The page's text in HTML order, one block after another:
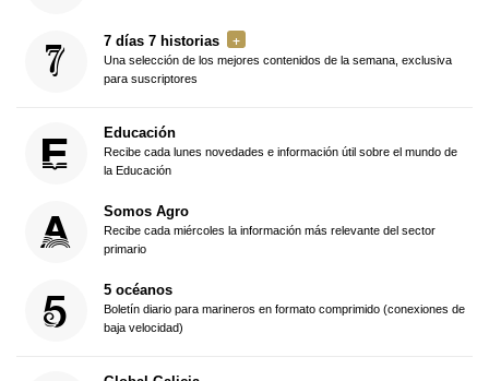
7 días 7 historias
Una selección de los mejores contenidos de la semana, exclusiva
para suscriptores
Educación
Recibe cada lunes novedades e información útil sobre el mundo de
la Educación
Somos Agro
Recibe cada miércoles la información más relevante del sector
primario
5 océanos
Boletín diario para marineros en formato comprimido (conexiones de
baja velocidad)